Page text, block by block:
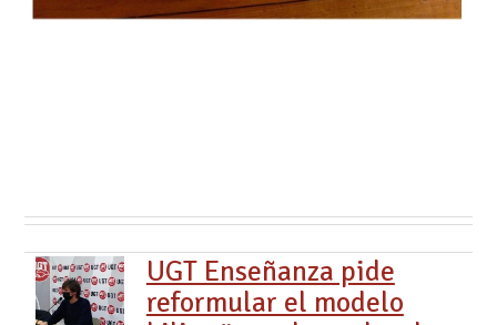
UGT Enseñanza pide
reformular el modelo